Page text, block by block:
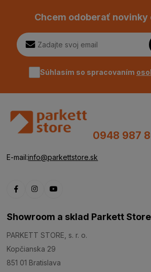
Chcem odoberať novinky
Súhlasím so spracovaním
0948 987
E-mail:info@parkettstore.sk
Showroom a sklad Parkett Store
PARKETT STORE, s. r. o.
Kopčianska 29
851 01 Bratislava